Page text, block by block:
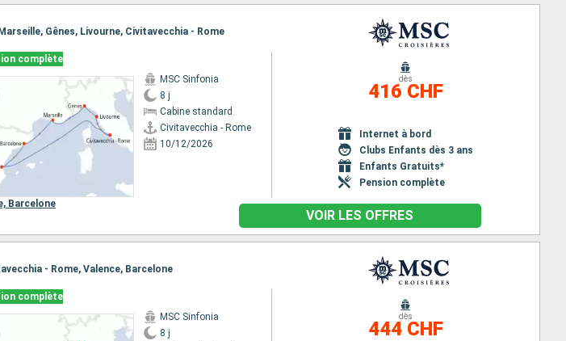
Gênes, Livourne, Civitavecchia - Rome
complète
MSC Sinfonia
8 j
Cabine standard
Civitavecchia - Rome
10/12/2026
dès
416 CHF
Internet à bord
Clubs Enfants dès 3 ans
Enfants Gratuits*
Pension complète
Barcelone
VOIR LES OFFRES
- Rome, Valence, Barcelone
complète
MSC Sinfonia
8 j
dès
444 CHF